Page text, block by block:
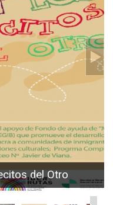
del Otro